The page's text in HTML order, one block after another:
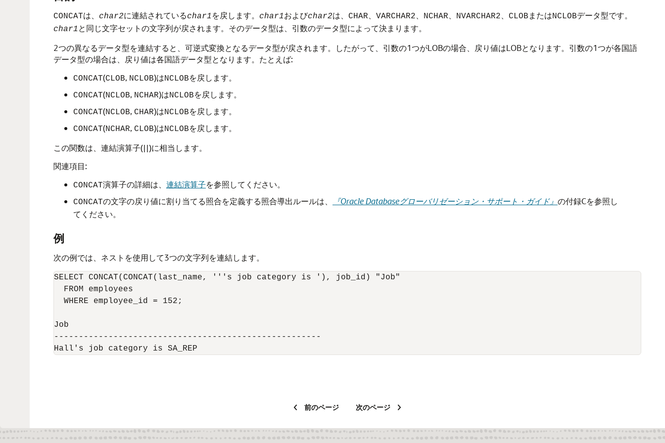
CONCATは、 char2に連結されているchar1を戻します。 char1およびchar2は、 CHAR、 VARCHAR2、 NCHAR、 NVARCHAR2、 CLOB またはNCLOBデータ型です。
char1と同じ文字セットの文字列が戻されます。そのデータ型は、引数のデータ型によって決まります。
2つの異なるデータ型を連結すると、可逆式変換となるデータ型が戻されます。したがって、引数の1つがLOBの場合、戻り値はLOBとなります。引数の1つが各国語
データ型の場合は、戻り値は各国語データ型となります。たとえば:
CONCAT(CLOB, NCLOB)はNCLOBを戻します。
CONCAT(NCLOB, NCHAR)はNCLOBを戻します。
CONCAT(NCLOB, CHAR)はNCLOBを戻します。
CONCAT(NCHAR, CLOB)はNCLOBを戻します。
この関数は、連結演算子(||)に相当します。
関連項目:
CONCAT演算子の詳細は、 連結演算子を参照してください。
CONCATの文字の戻り値に割り当てる照合を定義する照合導出ルールは、 『Oracle Databaseグローバリゼーション・サポート・ガイド』 の付録Cを参照し
てください。
例
次の例では、ネストを使用して3つの文字列を連結します。
SELECT CONCAT(CONCAT(last_name, '''s job category is '), job_id) "Job"
  FROM employees
  WHERE employee_id = 152;
Job
------------------------------------------------------
Hall's job category is SA_REP
前のページ 次のページ